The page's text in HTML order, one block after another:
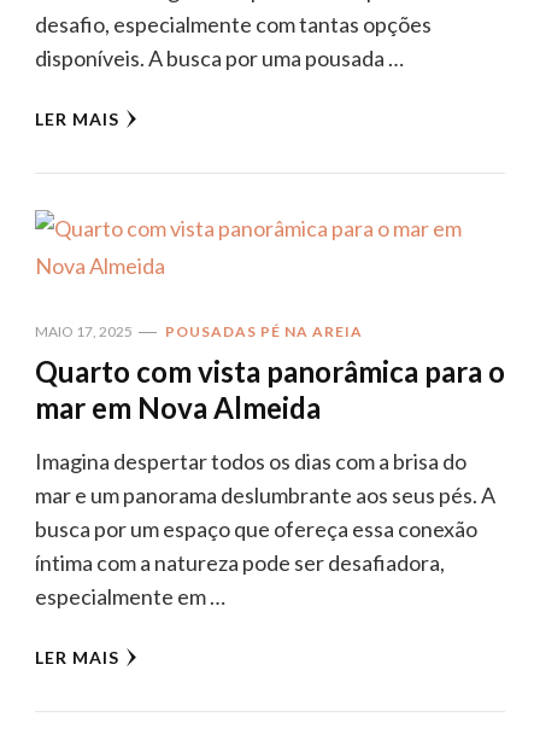
desafio, especialmente com tantas opções
disponíveis. A busca por uma pousada …
LER MAIS
MAIO 17, 2025 POUSADAS PÉ NA AREIA
Quarto com vista panorâmica para o
mar em Nova Almeida
Imagina despertar todos os dias com a brisa do
mar e um panorama deslumbrante aos seus pés. A
busca por um espaço que ofereça essa conexão
íntima com a natureza pode ser desafiadora,
especialmente em …
LER MAIS